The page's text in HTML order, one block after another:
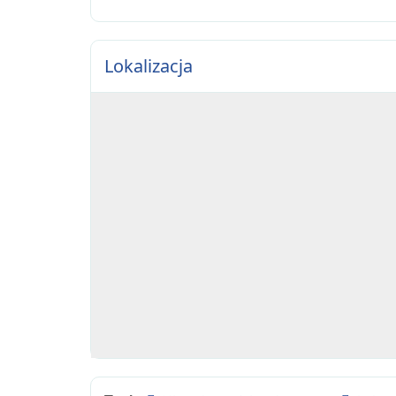
Lokalizacja